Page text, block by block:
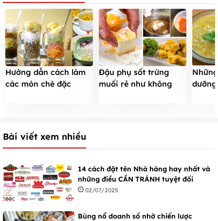
Hướng dẫn cách làm
các món chè đặc
Đậu phụ sốt trứng
muối rẻ như không
Bài viết xem nhiều
14 cách đặt tên Nhà hàng hay nhất và
những điều CẦN TRÁNH tuyệt đối
02/07/2025
Bùng nổ doanh số nhờ chiến lược